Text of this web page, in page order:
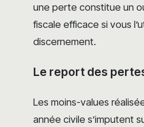
une perte constitue un
fiscale efficace si vous
discernement.
Le report des
Les moins-values
année civile s’imputent